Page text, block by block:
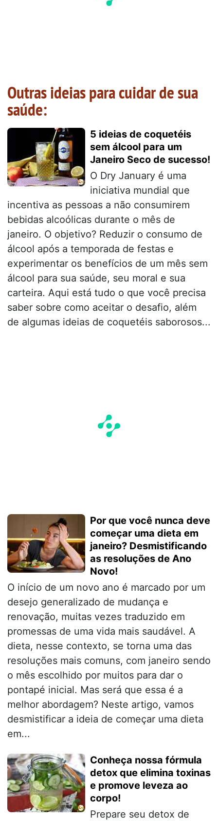
Outras ideias para cuidar de sua
saúde:
5 ideias de coquetéis
sem álcool para um
Janeiro Seco de sucesso!
O Dry January é uma
iniciativa mundial que
incentiva as pessoas a não consumirem
bebidas alcoólicas durante o mês de
janeiro. O objetivo? Reduzir o consumo de
álcool após a temporada de festas e
experimentar os benefícios de um mês sem
álcool para sua saúde, seu moral e sua
carteira. Aqui está tudo o que você precisa
saber sobre como aceitar o desafio, além
de algumas ideias de coquetéis saborosos...
Por que você nunca deve
começar uma dieta em
janeiro? Desmistificando
as resoluções de Ano
Novo!
O início de um novo ano é marcado por um
desejo generalizado de mudança e
renovação, muitas vezes traduzido em
promessas de uma vida mais saudável. A
dieta, nesse contexto, se torna uma das
resoluções mais comuns, com janeiro sendo
o mês escolhido por muitos para dar o
pontapé inicial. Mas será que essa é a
melhor abordagem? Neste artigo, vamos
desmistificar a ideia de começar uma dieta
em...
Conheça nossa fórmula
detox que elimina toxinas
e promove leveza ao
corpo!
Prepare seu detox de